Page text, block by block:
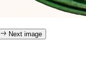
Next image